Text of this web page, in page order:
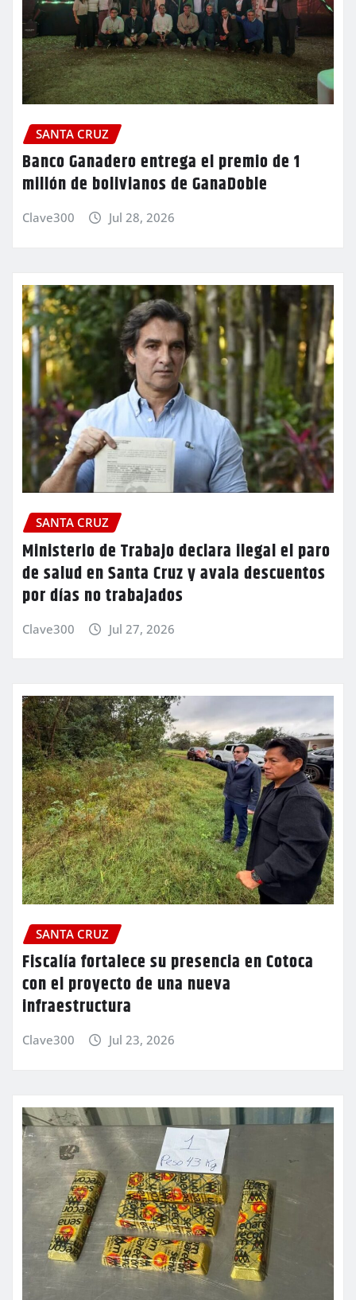
SANTA CRUZ
Banco Ganadero entrega el premio de 1
millón de bolivianos de GanaDoble
Clave300 Jul 28, 2026
SANTA CRUZ
Ministerio de Trabajo declara ilegal el paro
de salud en Santa Cruz y avala descuentos
por días no trabajados
Clave300 Jul 27, 2026
SANTA CRUZ
Fiscalía fortalece su presencia en Cotoca
con el proyecto de una nueva
infraestructura
Clave300 Jul 23, 2026